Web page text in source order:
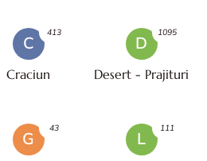
C
Craciun
413
D
Desert - Prajituri
1095
G
43
L
111